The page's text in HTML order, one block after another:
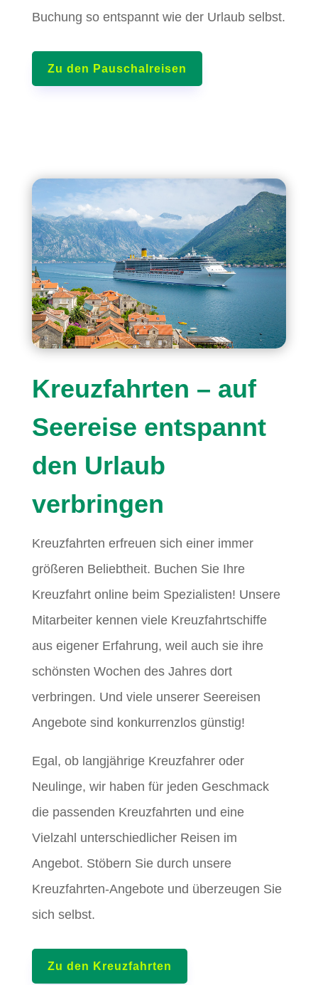
Buchung so entspannt wie der Urlaub selbst.
Zu den Pauschalreisen
Kreuzfahrten – auf
Seereise entspannt
den Urlaub
verbringen
Kreuzfahrten erfreuen sich einer immer
größeren Beliebtheit. Buchen Sie Ihre
Kreuzfahrt online beim Spezialisten! Unsere
Mitarbeiter kennen viele Kreuzfahrtschiffe
aus eigener Erfahrung, weil auch sie ihre
schönsten Wochen des Jahres dort
verbringen. Und viele unserer Seereisen
Angebote sind konkurrenzlos günstig!
Egal, ob langjährige Kreuzfahrer oder
Neulinge, wir haben für jeden Geschmack
die passenden Kreuzfahrten und eine
Vielzahl unterschiedlicher Reisen im
Angebot. Stöbern Sie durch unsere
Kreuzfahrten-Angebote und überzeugen Sie
sich selbst.
Zu den Kreuzfahrten